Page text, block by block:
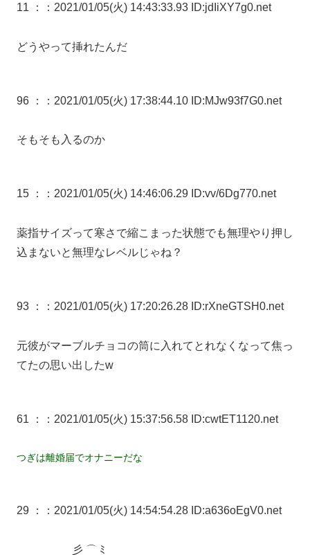
11 ： ：2021/01/05(火) 14:43:33.93 ID:jdIiXY7g0.net
どうやって挿れたんだ
96 ： ：2021/01/05(火) 17:38:44.10 ID:MJw93f7G0.net
そもそも入るのか
15 ： ：2021/01/05(火) 14:46:06.29 ID:vv/6Dg770.net
薬指サイズって寒さで縮こまった状態でも無理やり押し
込まないと無理なレベルじゃね？
93 ： ：2021/01/05(火) 17:20:26.28 ID:rXneGTSH0.net
元彼がマーブルチョコの筒に入れてとれなくなって焦っ
てたの思い出したw
61 ： ：2021/01/05(火) 15:37:56.58 ID:cwtET1120.net
つぎは離婚届でオナニーだな
29 ： ：2021/01/05(火) 14:54:54.28 ID:a636oEgV0.net
彡 ⌒ ﾐ